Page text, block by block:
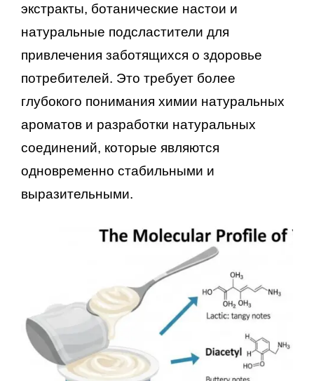
экстракты, ботанические настои и
натуральные подсластители для
привлечения заботящихся о здоровье
потребителей. Это требует более
глубокого понимания химии натуральных
ароматов и разработки натуральных
соединений, которые являются
одновременно стабильными и
выразительными.